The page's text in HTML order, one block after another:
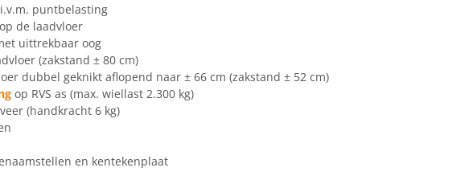
puntbelasting
de laadvloer
uittrekbaar oog
(zakstand ± 80 cm)
dubbel geknikt aflopend naar ± 66 cm (zakstand ± 52 cm)
op RVS as (max. wiellast 2.300 kg)
(handkracht 6 kg)
en kentekenplaat